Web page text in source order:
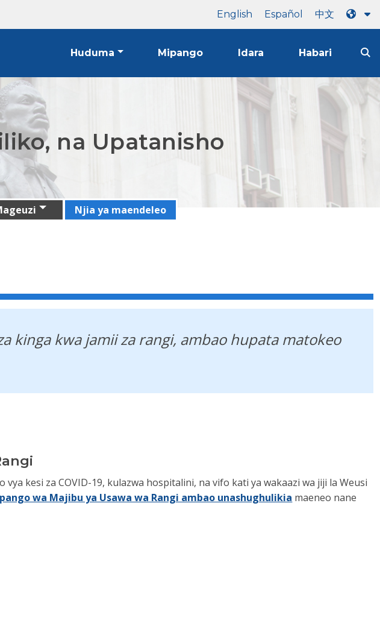
English Español 中文
Huduma Mipango Idara Habari
na Upatanisho
Njia ya maendeleo
kinga kwa jamii za rangi, ambao hupata matokeo
kesi za COVID-19, kulazwa hospitalini, na vifo kati ya wakaazi wa jiji la Weusi
wa Majibu ya Usawa wa Rangi ambao unashughulikia maeneo nane